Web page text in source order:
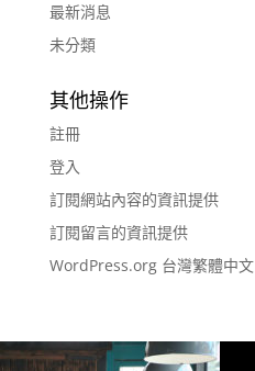
最新消息
未分類
其他操作
註冊
登入
訂閱網站內容的資訊提供
訂閱留言的資訊提供
WordPress.org 台灣繁體中文